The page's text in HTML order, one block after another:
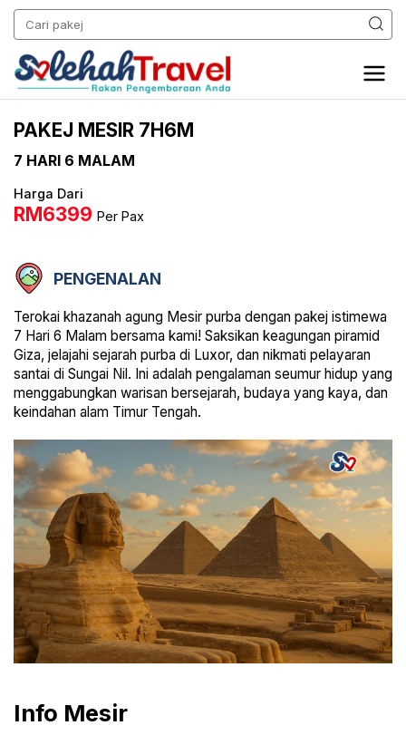
PAKEJ MESIR 7H6M
7 HARI 6 MALAM
Harga Dari
RM6399 Per Pax
PENGENALAN
Terokai khazanah agung Mesir purba dengan pakej istimewa
7 Hari 6 Malam bersama kami! Saksikan keagungan piramid
Giza, jelajahi sejarah purba di Luxor, dan nikmati pelayaran
santai di Sungai Nil. Ini adalah pengalaman seumur hidup yang
menggabungkan warisan bersejarah, budaya yang kaya, dan
keindahan alam Timur Tengah.
Info Mesir